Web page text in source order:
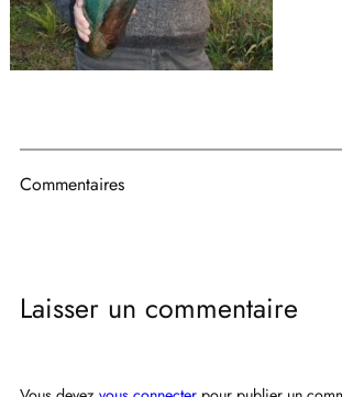
Commentaires
Laisser un commentaire